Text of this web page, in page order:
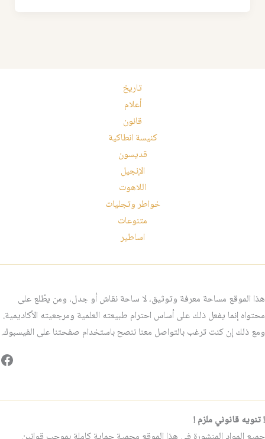
تاريخ
أعلام
قانون
كنيسة انطاكية
قديسون
الإنجيل
اللاهوت
خواطر وتجليات
متنوعات
اساطير
هذا الموقع مساحة معرفة وتوثيق، لا ساحة نقاش أو جدل، ومن يطّلع على
محتواه إنما يفعل ذلك على أساس احترام طبيعته العلمية ومرجعيته الأكاديمية.
ومع ذلك إن كنت ترغب بالتواصل معنا ننصح باستخدام صفحتنا على الفيسبوك.
! تنويه قانوني ملزم !